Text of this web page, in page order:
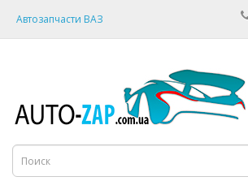
Автозапчасти ВАЗ